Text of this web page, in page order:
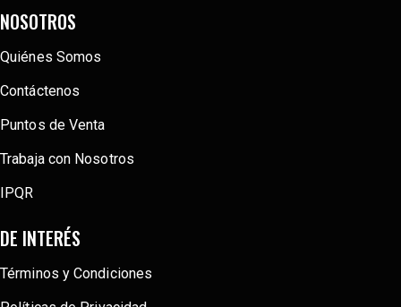
NOSOTROS
Quiénes Somos
Contáctenos
Puntos de Venta
Trabaja con Nosotros
IPQR
DE INTERÉS
Términos y Condiciones